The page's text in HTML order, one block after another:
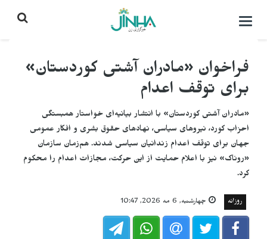
باز
بستن
فراخوان «مادران آشتی کوردستان»
برای توقف اعدام
«مادران آشتی کوردستان» با انتشار بیانیه‌ای خواستار همبستگی
احزاب کورد، نیروهای سیاسی، نهادهای حقوق بشری و افکار عمومی
جهان برای توقف اعدام زندانیان سیاسی شدند. هم‌زمان سازمان
«روناک» نیز با اعلام حمایت از این حرکت، مجازات اعدام را محکوم
کرد.
روزانه چهارشنبه, 6 مه 2026, 10:47